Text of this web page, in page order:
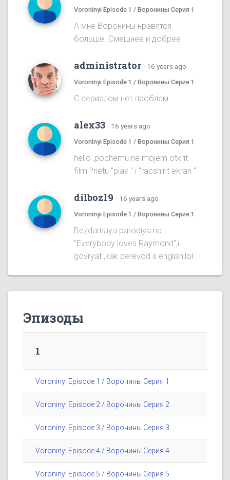
Voroninyi Episode 1 / Воронины Серия 1
А мне Воронины нравятся
больше. Смешнее и добрее
administrator · 16 years ago
Voroninyi Episode 1 / Воронины Серия 1
С сериалом нет проблем.
alex33 · 16 years ago
Voroninyi Episode 1 / Воронины Серия 1
hello ,pochemu ne mojem otkrit
film ?netu "play " i "racshirit ekran "
dilboz19 · 16 years ago
Voroninyi Episode 1 / Воронины Серия 1
Bezdarnaya parodiya na
''Everybody loves Raymond'',i
govryat ,kak perevod s english,lol
Эпизоды
1
Voroninyi Episode 1 / Воронины Серия 1
Voroninyi Episode 2 / Воронины Серия 2
Voroninyi Episode 3 / Воронины Серия 3
Voroninyi Episode 4 / Воронины Серия 4
Voroninyi Episode 5 / Воронины Серия 5